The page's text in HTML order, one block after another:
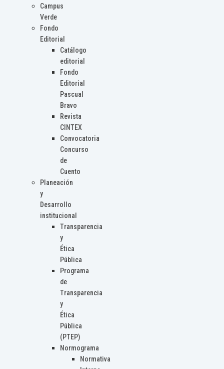
Campus
Verde
Fondo
Editorial
Catálogo
editorial
Fondo
Editorial
Pascual
Bravo
Revista
CINTEX
Convocatoria
Concurso
de
Cuento
Planeación
y
Desarrollo
institucional
Transparencia
y
Ética
Pública
Programa
de
Transparencia
y
Ética
Pública
(PTEP)
Normograma
Normativa